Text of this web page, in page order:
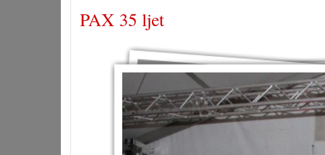
PAX 35 ljet